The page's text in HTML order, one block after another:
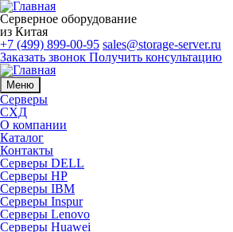
Серверное оборудование
из Китая
+7 (499) 899-00-95 sales@storage-server.ru
Заказать звонок Получить консультацию
Меню
Серверы
СХД
О компании
Каталог
Контакты
Серверы DELL
Серверы HP
Серверы IBM
Серверы Inspur
Серверы Lenovo
Серверы Huawei